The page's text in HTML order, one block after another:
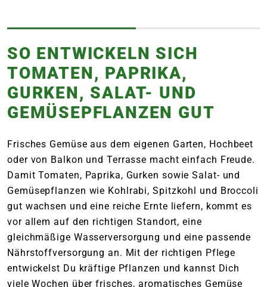
SO ENTWICKELN SICH
TOMATEN, PAPRIKA,
GURKEN, SALAT- UND
GEMÜSEPFLANZEN GUT
Frisches Gemüse aus dem eigenen Garten, Hochbeet
oder von Balkon und Terrasse macht einfach Freude.
Damit Tomaten, Paprika, Gurken sowie Salat- und
Gemüsepflanzen wie Kohlrabi, Spitzkohl und Broccoli
gut wachsen und eine reiche Ernte liefern, kommt es
vor allem auf den richtigen Standort, eine
gleichmäßige Wasserversorgung und eine passende
Nährstoffversorgung an. Mit der richtigen Pflege
entwickelst Du kräftige Pflanzen und kannst Dich
viele Wochen über frisches, aromatisches Gemüse